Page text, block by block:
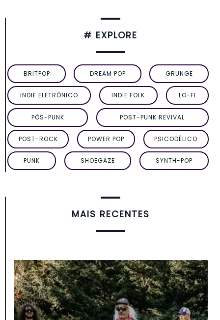
# EXPLORE
BRITPOP DREAM POP GRUNGE
INDIE ELETRÔNICO INDIE FOLK LO-FI
PÓS-PUNK POST-PUNK REVIVAL
POST-ROCK POWER POP PSICODÉLICO
PUNK SHOEGAZE SYNTH-POP
MAIS RECENTES